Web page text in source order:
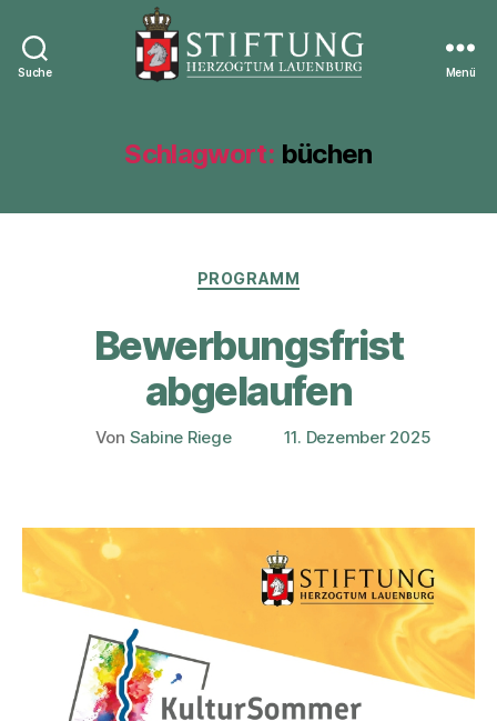
Suche
Lauenburg
Menü
Schlagwort: büchen
Kategorien
PROGRAMM
Bewerbungsfrist
abgelaufen
Beitragsautor
Von Sabine Riege Veröffentlichungsdatum
11. Dezember 2025